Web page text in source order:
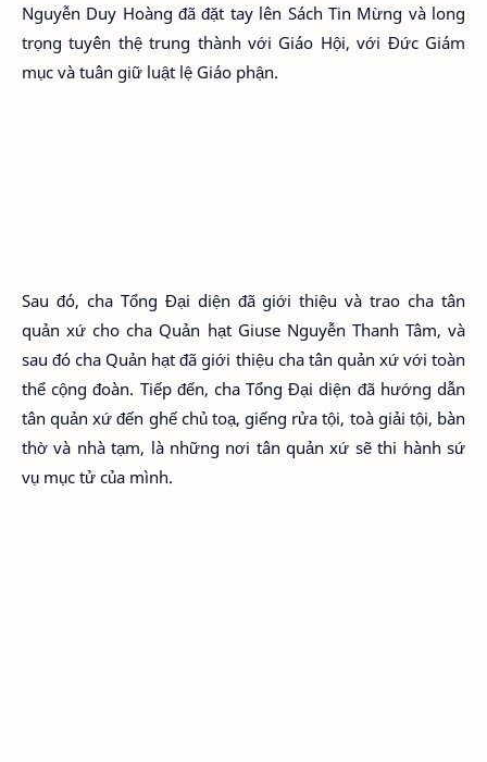
Nguyễn Duy Hoàng đã đặt tay lên Sách Tin Mừng và long
trọng tuyên thệ trung thành với Giáo Hội, với Đức Giám
mục và tuân giữ luật lệ Giáo phận.
Sau đó, cha Tổng Đại diện đã giới thiệu và trao cha tân
quản xứ cho cha Quản hạt Giuse Nguyễn Thanh Tâm, và
sau đó cha Quản hạt đã giới thiệu cha tân quản xứ với toàn
thể cộng đoàn. Tiếp đến, cha Tổng Đại diện đã hướng dẫn
tân quản xứ đến ghế chủ toạ, giếng rửa tội, toà giải tội, bàn
thờ và nhà tạm, là những nơi tân quản xứ sẽ thi hành sứ
vụ mục tử của mình.